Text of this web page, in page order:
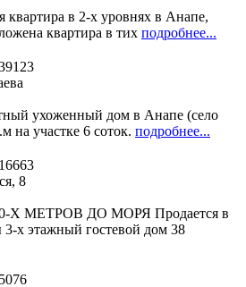
квартира в 2-х уровнях в Анапе,
квартира в тих подробнее...
ухоженный дом в Анапе (село
на участке 6 соток. подробнее...
8
МЕТРОВ ДО МОРЯ Продается в
х этажный гостевой дом 38